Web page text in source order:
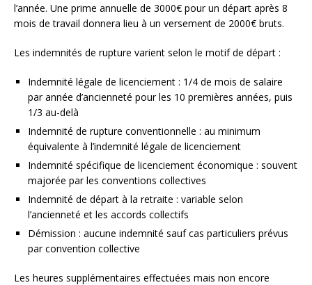
l’année. Une prime annuelle de 3000€ pour un départ après 8
mois de travail donnera lieu à un versement de 2000€ bruts.
Les indemnités de rupture varient selon le motif de départ :
Indemnité légale de licenciement : 1/4 de mois de salaire
par année d’ancienneté pour les 10 premières années, puis
1/3 au-delà
Indemnité de rupture conventionnelle : au minimum
équivalente à l’indemnité légale de licenciement
Indemnité spécifique de licenciement économique : souvent
majorée par les conventions collectives
Indemnité de départ à la retraite : variable selon
l’ancienneté et les accords collectifs
Démission : aucune indemnité sauf cas particuliers prévus
par convention collective
Les heures supplémentaires effectuées mais non encore